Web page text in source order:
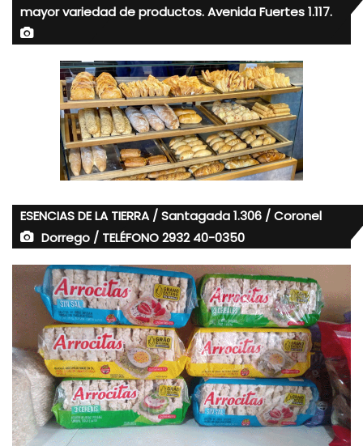
mayor variedad de productos. Avenida Fuertes 1.117.
ESENCIAS DE LA TIERRA / Santagada 1.306 / Coronel
Dorrego / TELÉFONO 2932 40-0350